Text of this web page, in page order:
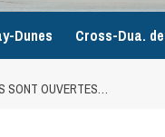
Dunes Cross-Dua.
SONT OUVERTES…